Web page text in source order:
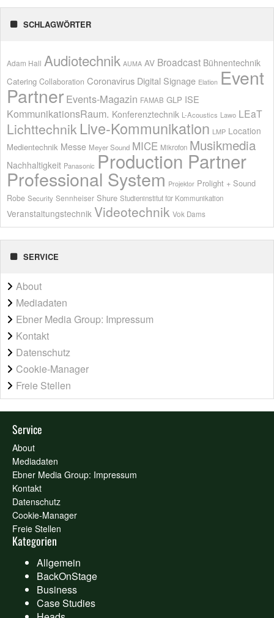
SCHLAGWÖRTER
Adam Hall Audiotechnik AUMA AV Broadcast Bühnentechnik
Catering Collaboration Coronavirus Digital Signage Elation Event
Partner Events-Magazin FAMAB GLP ISE
KommunikationsRaum. Konferenztechnik L-Acoustics Lawo LEaT
Lichttechnik Live-Kommunikation LMP Location
Medientechnik Messe Meyer Sound MICE Mikrofon Musikmedia
Nachhaltigkeit Panasonic Production Partner
Professional System Projektor Prolight + Sound
Robe Security Sennheiser Shure Studieninstitut für Kommunikation
Veranstaltungstechnik Videotechnik Vok Dams
SERVICE
About
Mediadaten
Ebner Media Group: Impressum
Kontakt
Datenschutz
Cookie-Manager
Freie Stellen
Service
About
Mediadaten
Ebner Media Group: Impressum
Kontakt
Datenschutz
Cookie-Manager
Freie Stellen
Kategorien
Allgemein
BackOnStage
Business
Case Studies